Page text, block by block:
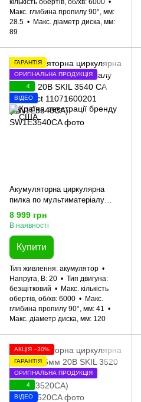
кількість обертів, об/хв 6000
Макс. глибина пропилу 90°, мм
28.5
Макс. діаметр диска, мм
89
ГАРАНТІЯ
ОРИГІНАЛЬНА ПРОДУКЦІЯ
4
ВІДЕО
Акумуляторна циркулярна
пилка по мультиматеріалу
120мм 20В SKIL 3540 CA
Compact 11071600201
8 999 грн
В наявності
Купити
Тип живлення акумулятор
Напруга, В 20
Тип двигуна
безщітковий
Макс. кількість
обертів, об/хв 6000
Макс.
глибина пропилу 90°, мм 41
Макс. діаметр диска, мм 120
АКЦІЯ −30%
ГАРАНТІЯ
ОРИГІНАЛЬНА ПРОДУКЦІЯ
4
ВІДЕО